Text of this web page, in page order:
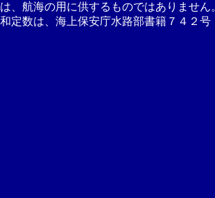
、航海の用に供するものではありませ
定数は、海上保安庁水路部書籍７４２